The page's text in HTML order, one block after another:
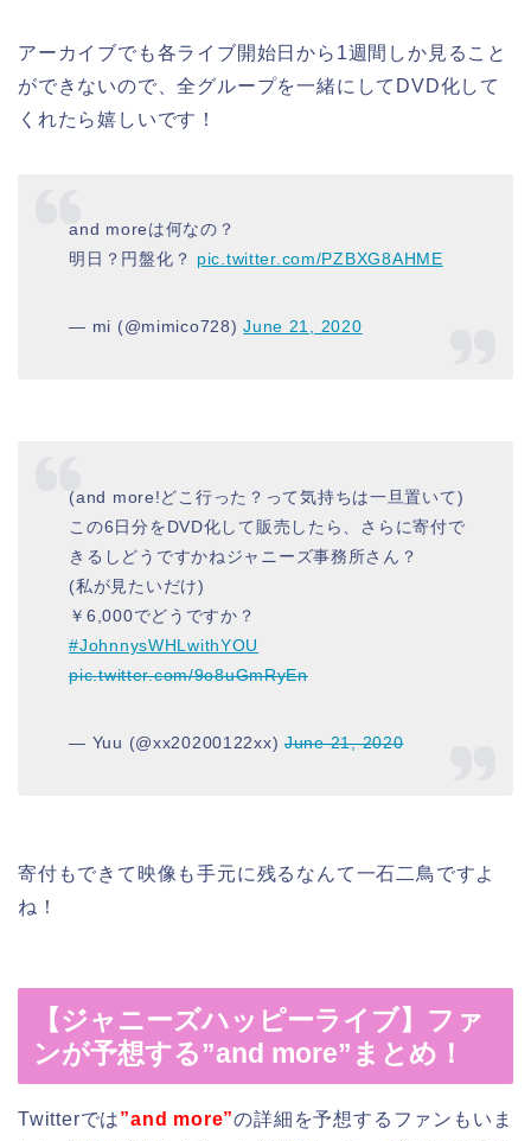
アーカイブでも各ライブ開始日から1週間しか見ること
ができないので、全グループを一緒にしてDVD化して
くれたら嬉しいです！
and moreは何なの？
明日？円盤化？ pic.twitter.com/PZBXG8AHME
— mi (@mimico728)June 21, 2020
(and more!どこ行った？って気持ちは一旦置いて)
この6日分をDVD化して販売したら、さらに寄付で
きるしどうですかねジャニーズ事務所さん？
(私が見たいだけ)
￥6,000でどうですか？
#JohnnysWHLwithYOU
pic.twitter.com/9o8uGmRyEn
— Yuu (@xx20200122xx)June 21, 2020
寄付もできて映像も手元に残るなんて一石二鳥ですよ
ね！
【ジャニーズハッピーライブ】ファ
ンが予想する”and more”まとめ！
Twitterでは”and more”の詳細を予想するファンもいま